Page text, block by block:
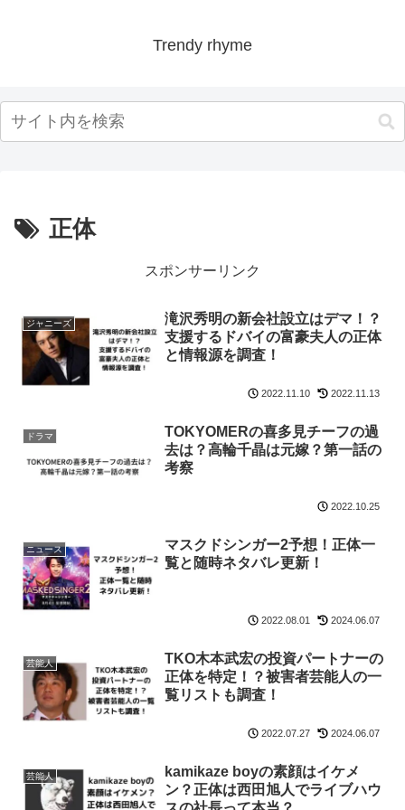
Trendy rhyme
正体
スポンサーリンク
ジャニーズ
滝沢秀明の新会社設立はデマ！？
支援するドバイの富豪夫人の正体
と情報源を調査！
2022.11.10 2022.11.13
ドラマ
TOKYOMERの喜多見チーフの過
去は？高輪千晶は元嫁？第一話の
考察
2022.10.25
ニュース
マスクドシンガー2予想！正体一
覧と随時ネタバレ更新！
2022.08.01 2024.06.07
芸能人
TKO木本武宏の投資パートナーの
正体を特定！？被害者芸能人の一
覧リストも調査！
2022.07.27 2024.06.07
芸能人
kamikaze boyの素顔はイケメ
ン？正体は西田旭人でライブハウ